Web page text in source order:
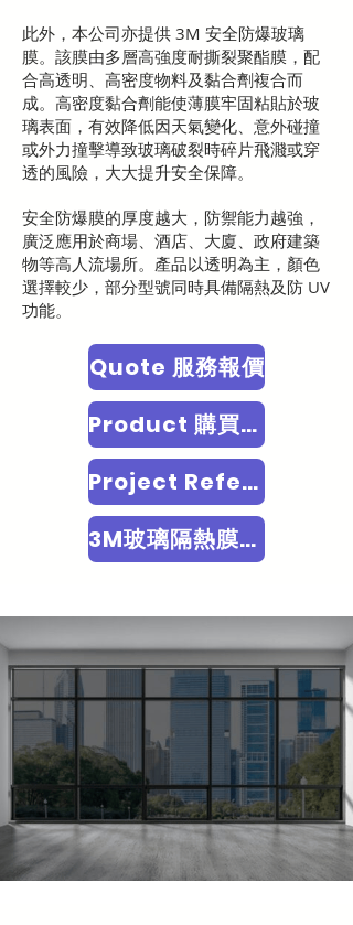
此外，本公司亦提供 3M 安全防爆玻璃
膜。該膜由多層高強度耐撕裂聚酯膜，配
合高透明、高密度物料及黏合劑複合而
成。高密度黏合劑能使薄膜牢固粘貼於玻
璃表面，有效降低因天氣變化、意外碰撞
或外力撞擊導致玻璃破裂時碎片飛濺或穿
透的風險，大大提升安全保障。
安全防爆膜的厚度越大，防禦能力越強，
廣泛應用於商場、酒店、大廈、政府建築
物等高人流場所。產品以透明為主，顏色
選擇較少，部分型號同時具備隔熱及防 UV
功能。
Quote 服務報價
Product 購買3M玻璃貼
Project Reference 項目參考
3M玻璃隔熱膜/3M隔熱貼/​安全防爆玻璃膜